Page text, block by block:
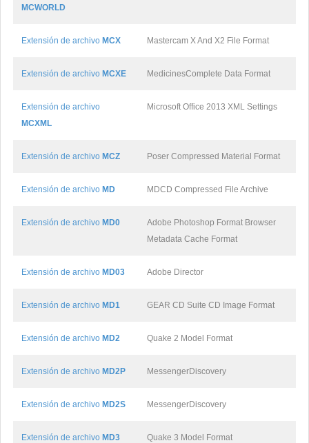
MCWORLD
Extensión de archivo MCX Mastercam X And X2 File Format
Extensión de archivo MCXE MedicinesComplete Data Format
Extensión de archivo
MCXML
Microsoft Office 2013 XML Settings
Extensión de archivo MCZ Poser Compressed Material Format
Extensión de archivo MD MDCD Compressed File Archive
Extensión de archivo MD0
Adobe Photoshop Format Browser
Metadata Cache Format
Extensión de archivo MD03 Adobe Director
Extensión de archivo MD1 GEAR CD Suite CD Image Format
Extensión de archivo MD2 Quake 2 Model Format
Extensión de archivo MD2P MessengerDiscovery
Extensión de archivo MD2S MessengerDiscovery
Extensión de archivo MD3 Quake 3 Model Format